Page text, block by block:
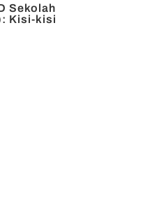
Sekolah
Kisi-kisi